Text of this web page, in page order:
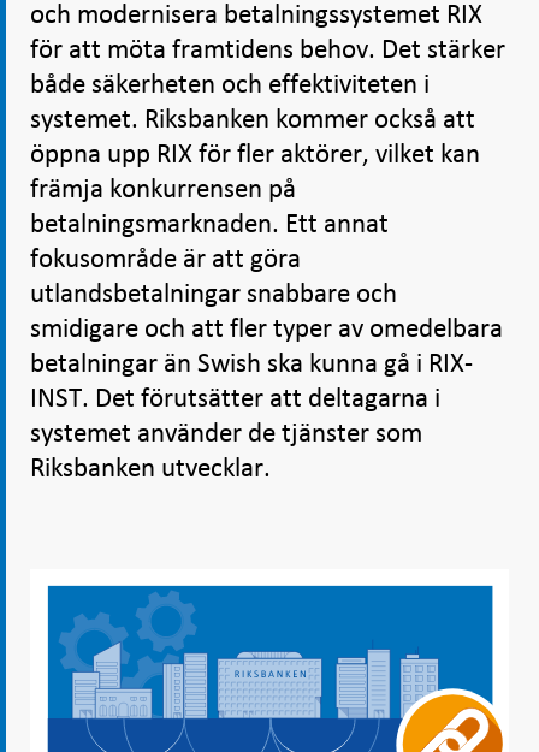
och modernisera betalningssystemet RIX
för att möta framtidens behov. Det stärker
både säkerheten och effektiviteten i
systemet. Riksbanken kommer också att
öppna upp RIX för fler aktörer, vilket kan
främja konkurrensen på
betalningsmarknaden. Ett annat
fokusområde är att göra
utlandsbetalningar snabbare och
smidigare och att fler typer av omedelbara
betalningar än Swish ska kunna gå i RIX-
INST. Det förutsätter att deltagarna i
systemet använder de tjänster som
Riksbanken utvecklar.